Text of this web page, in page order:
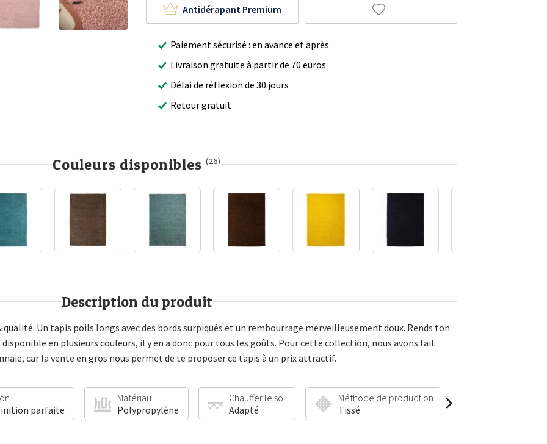
Antidérapant Premium
Paiement sécurisé : en avance et après
Livraison gratuite à partir de 70 euros
Délai de réflexion de 30 jours
Retour gratuit
Couleurs disponibles (26)
Description du produit
qualité. Un tapis poils longs avec des bords surpiqués et un rembourrage merveilleusement doux. Rends ton
en plusieurs couleurs, il y en a donc pour tous les goûts. Pour cette collection, nous avons fait
car la vente en gros nous permet de te proposer ce tapis à un prix attractif.
parfaite
Matériau
Polypropylène
Chauffer le sol
Adapté
Méthode de production
Tissé